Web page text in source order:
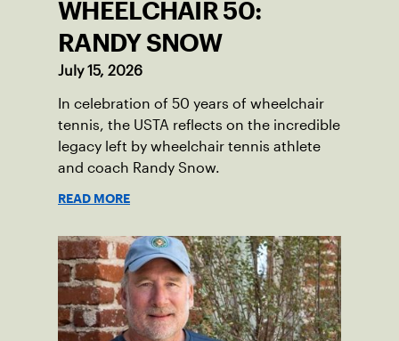
WHEELCHAIR 50:
RANDY SNOW
July 15, 2026
In celebration of 50 years of wheelchair
tennis, the USTA reflects on the incredible
legacy left by wheelchair tennis athlete
and coach Randy Snow.
READ MORE